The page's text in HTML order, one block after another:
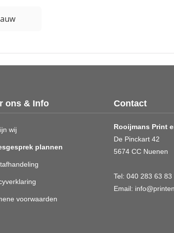
ons & Info
wij
plannen
voorwaarden
Contact
Rooijmans Print
De Pinckart 42
5674 CC Nuenen
Tel: 040 283 63 83
Email: